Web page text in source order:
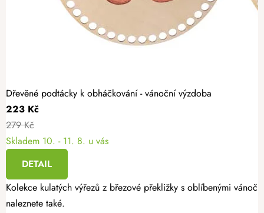
Dřevěné podtácky k obháčkování - vánoční výzdoba
223 Kč
279 Kč
Skladem 10. - 11. 8. u vás
DETAIL
Kolekce kulatých výřezů z březové překližky s oblíbenými
naleznete také.